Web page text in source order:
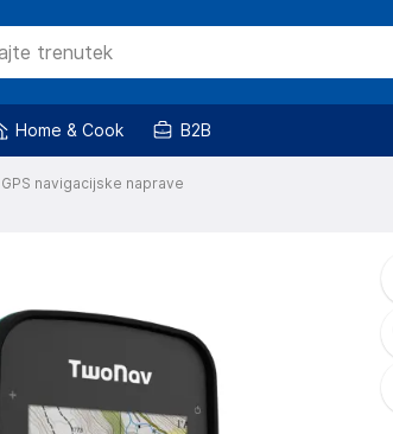
Home & Cook B2B
GPS navigacijske naprave